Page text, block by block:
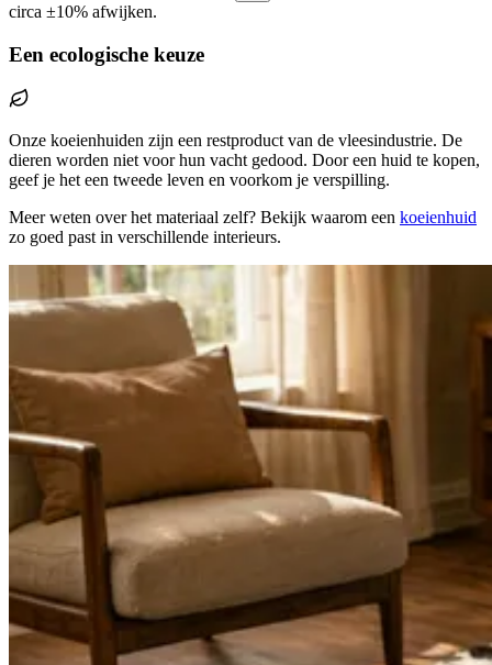
circa ±10% afwijken.
Een ecologische keuze
Onze koeienhuiden zijn een restproduct van de vleesindustrie. De
dieren worden niet voor hun vacht gedood. Door een huid te kopen,
geef je het een tweede leven en voorkom je verspilling.
Meer weten over het materiaal zelf? Bekijk waarom een koeienhuid
zo goed past in verschillende interieurs.